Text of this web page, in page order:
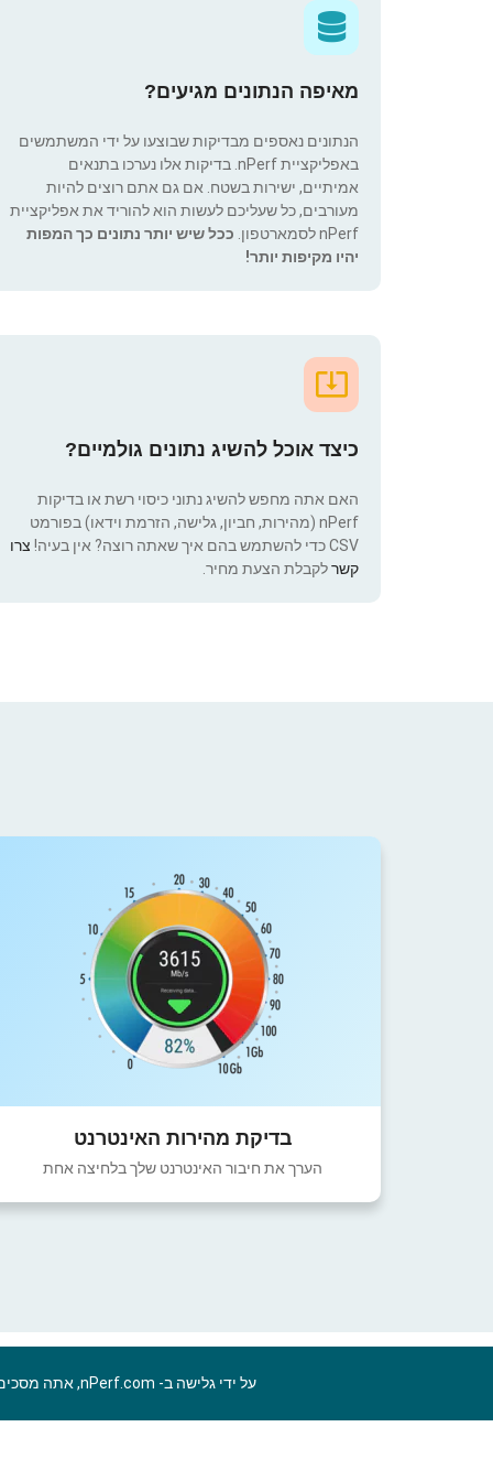
מאיפה הנתונים מגיעים?
הנתונים נאספים מבדיקות שבוצעו על ידי המשתמשים
באפליקציית nPerf. בדיקות אלו נערכו בתנאים
אמיתיים, ישירות בשטח. אם גם אתם רוצים להיות
מעורבים, כל שעליכם לעשות הוא להוריד את אפליקציית
nPerf לסמארטפון.
ככל שיש יותר נתונים כך המפות
יהיו מקיפות יותר!
כיצד אוכל להשיג נתונים גולמיים?
האם אתה מחפש להשיג נתוני כיסוי רשת או בדיקות
nPerf (מהירות, חביון, גלישה, הזרמת וידאו) בפורמט
CSV כדי להשתמש בהם איך שאתה רוצה? אין בעיה!
צרו
קשרלקבלת הצעת מחיר.
בדיקת מהירות האינטרנט
הערך את חיבור האינטרנט שלך בלחיצה אחת
על ידי גלישה ב- nPerf.com, אתה מסכים ל